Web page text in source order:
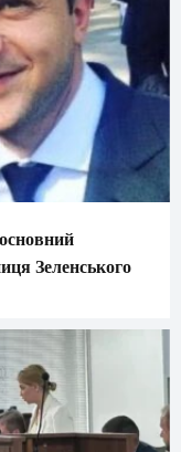
Зеленського